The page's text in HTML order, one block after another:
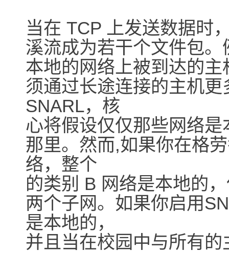
当在 TCP 上发送数据时
溪流成为若干个文件包
本地的网络上被到达的
须通过长途连接的主机
SNARL，核
心将假设仅仅那些网络
那里。然而,如果你在格
络，整个
的类别 B 网络是本地的
两个子网。如果你启用
是本地的，
并且当在校园中与所有